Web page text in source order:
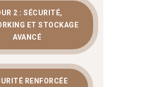
2 : SÉCURITÉ,
ET STOCKAGE
AVANCÉ
RENFORCÉE